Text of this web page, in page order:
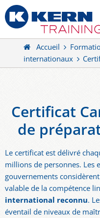
Accueil
internationaux
Certificat
de
Le certificat est délivré
millions de personnes. Les
gouvernements
valable de la compétence
international reconnu.
éventail de niveaux de